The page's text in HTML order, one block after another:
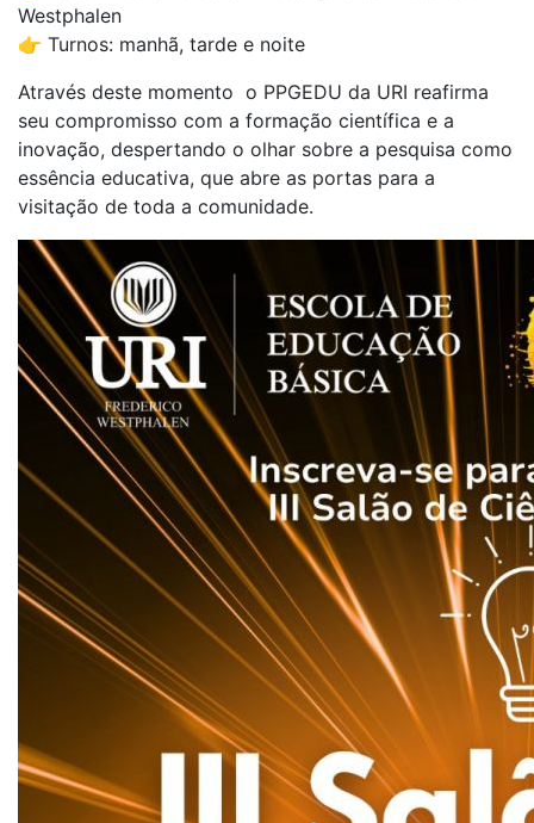
Westphalen
👉 Turnos: manhã, tarde e noite
Através deste momento o PPGEDU da URI reafirma
seu compromisso com a formação científica e a
inovação, despertando o olhar sobre a pesquisa como
essência educativa, que abre as portas para a
visitação de toda a comunidade.